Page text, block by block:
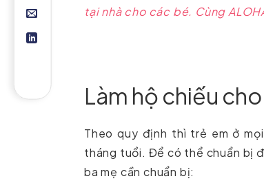
tại nhà cho các bé. Cùng
Làm hộ chiếu
Theo quy định thì trẻ em ở
tháng tuổi. Để có thể chuẩn bị
ba mẹ cần chuẩn bị: